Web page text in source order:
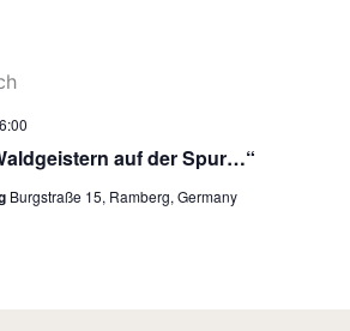
auf der Spur…“
Burgstraße 15, Ramberg, Germany